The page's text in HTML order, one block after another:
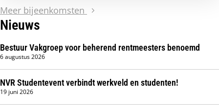
Meer bijeenkomsten
Subnavigatie
Nieuws
Bestuur Vakgroep voor beherend rentmeesters benoemd
6 augustus 2026
NVR Studentevent verbindt werkveld en studenten!
19 juni 2026